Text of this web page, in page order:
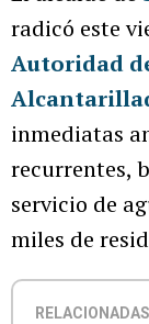
radicó este
Autoridad
inmediatas
recurrentes,
servicio de
miles de
RELACIONADAS